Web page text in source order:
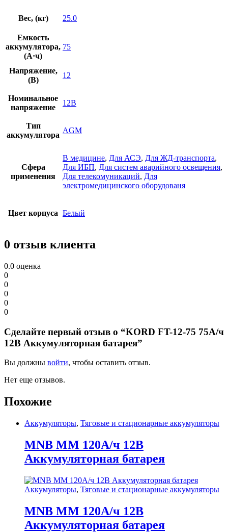
Вес, (кг) 25.0
Емкость
аккумулятора,
(А·ч)
75
Напряжение,
(В)
12
Номинальное
напряжение
12В
Тип
аккумулятора
AGM
Сфера
применения
В медицине, Для АСЭ, Для ЖД-транспорта,
Для ИБП, Для систем аварийного освещения,
Для телекомуникаций, Для
электромедицинского оборудованя
Цвет корпуса Белый
0 отзыв клиента
0.0 оценка
0
0
0
0
0
Сделайте первый отзыв о “KORD FT-12-75 75А/ч
12В Аккумуляторная батарея”
Вы должны войти, чтобы оставить отзыв.
Нет еще отзывов.
Похожие
Аккумуляторы, Тяговые и стационарные аккумуляторы
MNB MM 120А/ч 12В
Аккумуляторная батарея
Аккумуляторы, Тяговые и стационарные аккумуляторы
MNB MM 120А/ч 12В
Аккумуляторная батарея